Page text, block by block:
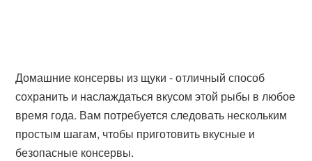
Домашние консервы из щуки - отличный способ
сохранить и наслаждаться вкусом этой рыбы в любое
время года. Вам потребуется следовать нескольким
простым шагам, чтобы приготовить вкусные и
безопасные консервы.